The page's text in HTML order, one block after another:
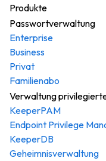
Produkte
Passwortverwaltung
Enterprise
Business
Privat
Familienabo
Verwaltung
KeeperPAM
Endpoint Privilege
KeeperDB
Geheimnisverwaltung